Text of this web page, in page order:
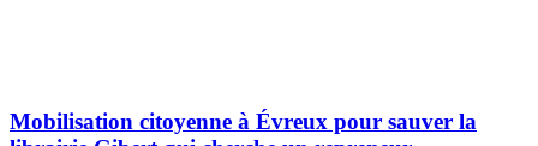
Mobilisation citoyenne à Évreux pour sauver la